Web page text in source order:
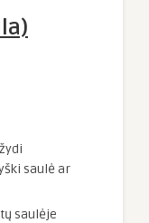
saulė ar
saulėje